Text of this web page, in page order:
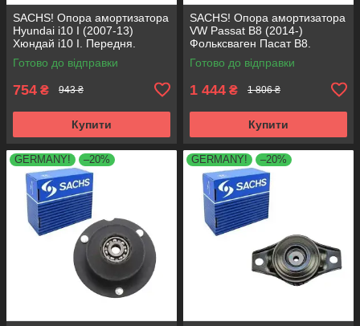
SACHS! Опора амортизатора
Hyundai i10 I (2007-13)
Хюндай i10 I. Передня.
SM5818 , 801063 , KB689.27 ,
VKDA88511
Готово до відправки
754 ₴ 943 ₴
Купити
SACHS! Опора амортизатора
VW Passat B8 (2014-)
Фольксваген Пасат B8.
Передня. 803024 , KB657.27 ,
VKDA35167
Готово до відправки
1 444 ₴ 1 806 ₴
Купити
GERMANY! –20% GERMANY! –20%